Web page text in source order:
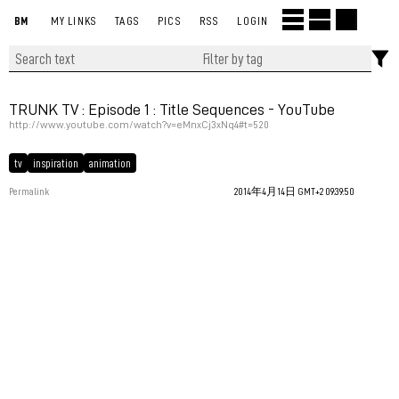
BM MY LINKS TAGS PICS RSS LOGIN
TRUNK TV : Episode 1 : Title Sequences - YouTube
http://www.youtube.com/watch?v=eMnxCj3xNq4#t=520
tv inspiration animation
Permalink 2014年4月14日 GMT+2 09:39:50